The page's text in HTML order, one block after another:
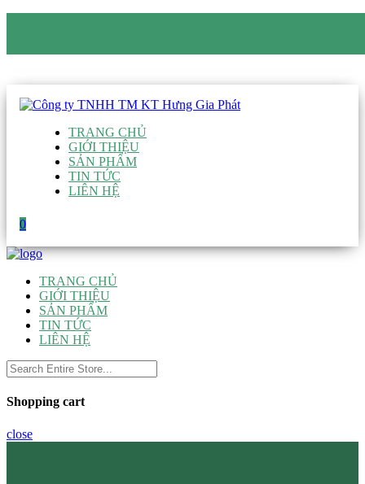
TRANG CHỦ
GIỚI THIỆU
SẢN PHẨM
TIN TỨC
LIÊN HỆ
0
TRANG CHỦ
GIỚI THIỆU
SẢN PHẨM
TIN TỨC
LIÊN HỆ
Shopping cart
close